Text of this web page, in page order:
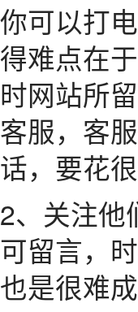
你可以打
得难点在
时网站所
客服，客
话，要花
2、关注他
可留言，
也是很难成